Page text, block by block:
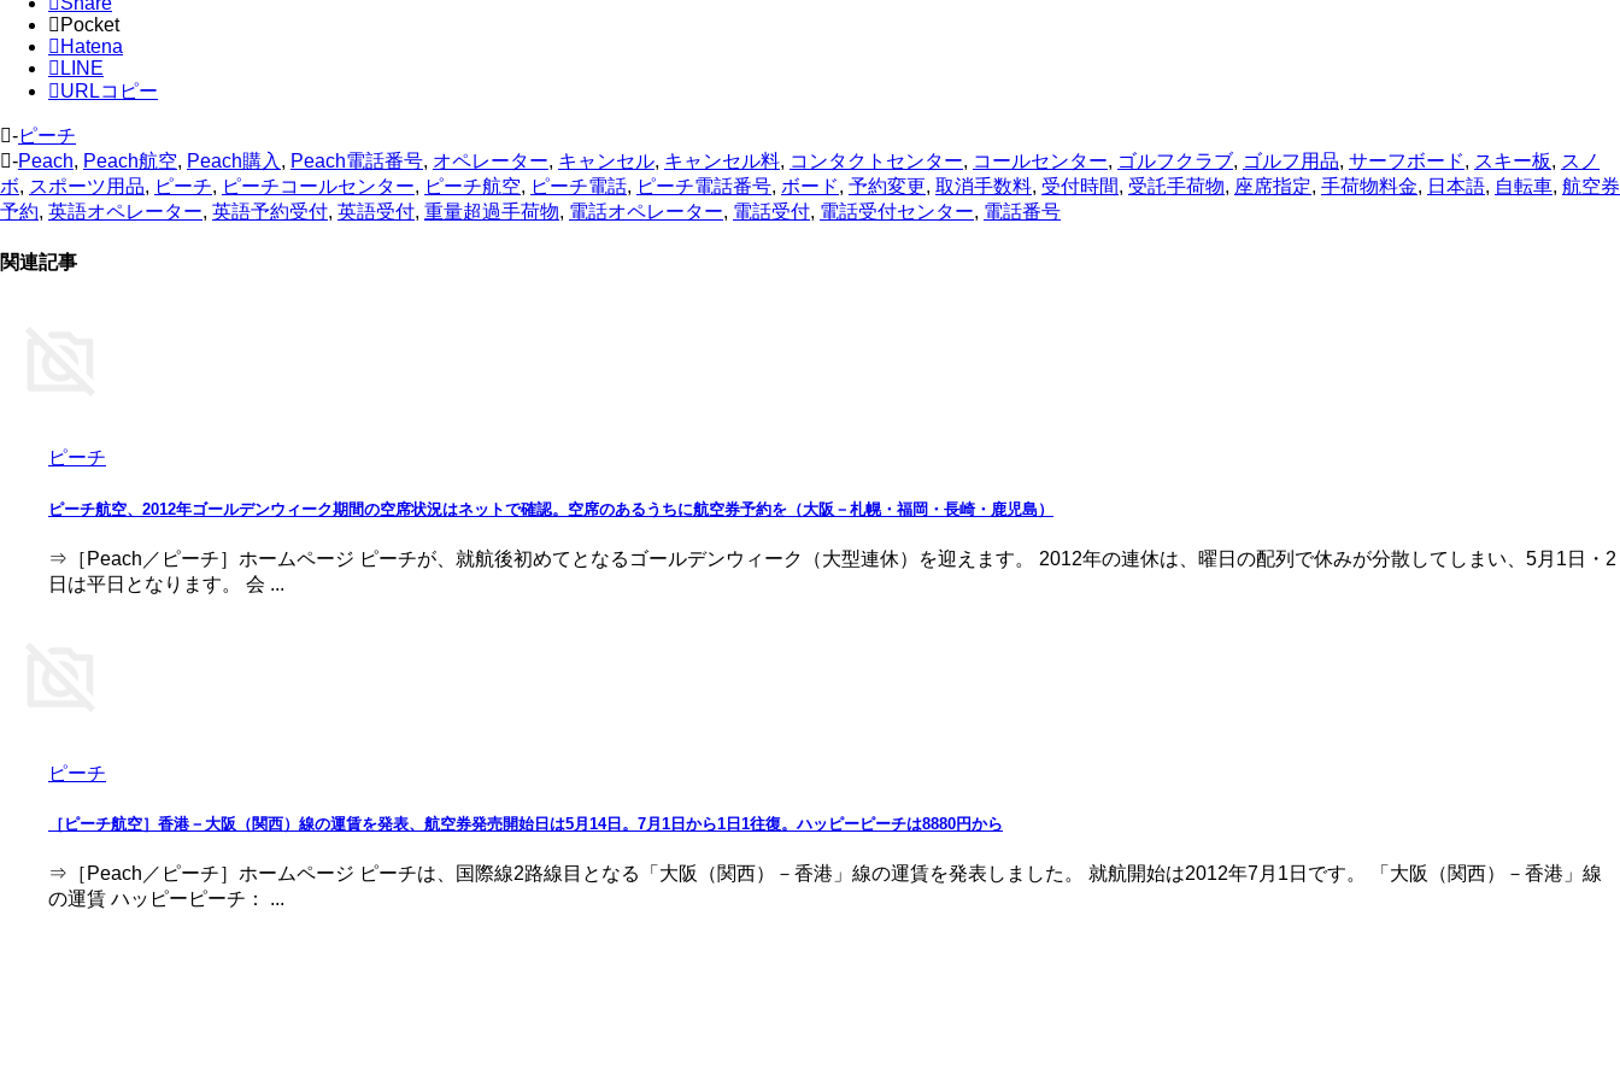
Pocket
Hatena
LINE
URLコピー
-ピーチ
-Peach, Peach航空, Peach購入 , Peach電話番号, オペレーター, キャンセル, キャンセル料, コンタクトセンター, コールセンター, ゴルフクラブ, ゴルフ用品, サーフボード, スキー板, スノ
ボ, スポーツ用品, ピーチ, ピーチコールセンター, ピーチ航空, ピーチ電話, ピーチ電話番号, ボード, 予約変更, 取消手数料, 受付時間, 受託手荷物, 座席指定, 手荷物料金, 日本語, 自転車, 航空券
予約, 英語オペレーター, 英語予約受付, 英語受付, 重量超過手荷物, 電話オペレーター, 電話受付, 電話受付センター, 電話番号
関連記事
ピーチ
ピーチ航空、2012年ゴールデンウィーク期間の空席状況はネットで確認。空席のあるうちに航空券予約を（大阪－札幌・福岡・長崎・鹿児島）
⇒［Peach／ピーチ］ホームページ ピーチが、就航後初めてとなるゴールデンウィーク（大型連休）を迎えます。 2012年の連休は、曜日の配列で休みが分散してしまい、5月1日・2
日は平日となります。 会 ...
ピーチ
［ピーチ航空］香港－大阪（関西）線の運賃を発表、航空券発売開始日は5月14日。7月1日から1日1往復。ハッピーピーチは8880円から
⇒［Peach／ピーチ］ホームページ ピーチは、国際線2路線目となる「大阪（関西）－香港」線の運賃を発表しました。 就航開始は2012年7月1日です。 「大阪（関西）－香港」線
の運賃 ハッピーピーチ： ...